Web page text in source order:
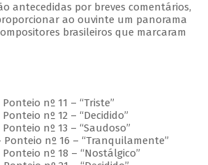
antecedidas por breves comentários,
ao ouvinte um panorama
brasileiros que marcaram
Ponteio nº 11 – “Triste”
nº 12 – “Decidido”
Ponteio nº 13 – “Saudoso”
Ponteio nº 16 – “Tranquilamente”
Ponteio nº 18 – “Nostálgico”